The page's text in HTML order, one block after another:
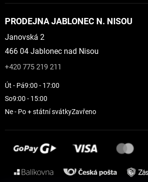
PRODEJNA JABLONEC N. NISOU
Janovská 2
466 04 Jablonec nad Nisou
+420 775 219 211
Út - Pá9:00 - 17:00
So9:00 - 15:00
Ne - Po + státní svátkyZavřeno